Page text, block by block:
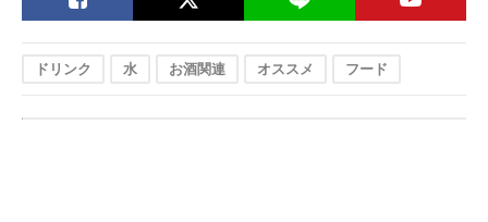
Amazonで見る
ドリンク 水 お酒関連 オススメ フード